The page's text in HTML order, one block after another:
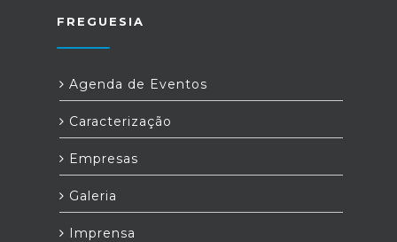
FREGUESIA
Agenda de Eventos
Caracterização
Empresas
Galeria
Imprensa